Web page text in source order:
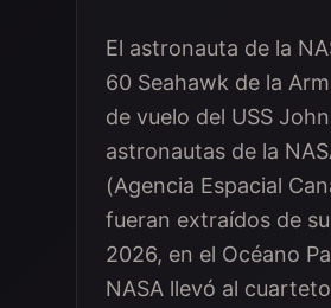
El astronauta de la
60 Seahawk de la
de vuelo del USS
astronautas de la
(Agencia Espacial
fueran extraídos de
2026, en el Océano
NASA llevó al